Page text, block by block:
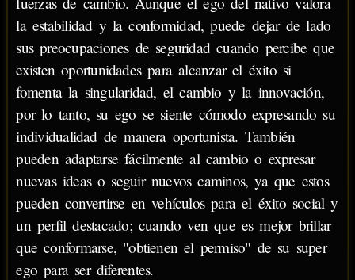
la estabilidad y la conformidad, puede dejar de lado
sus preocupaciones de seguridad cuando percibe que
existen oportunidades para alcanzar el éxito si
fomenta la singularidad, el cambio y la innovación,
por lo tanto, su ego se siente cómodo expresando su
individualidad de manera oportunista. También
pueden adaptarse fácilmente al cambio o expresar
nuevas ideas o seguir nuevos caminos, ya que estos
pueden convertirse en vehículos para el éxito social y
un perfil destacado; cuando ven que es mejor brillar
que conformarse, "obtienen el permiso" de su super
ego para ser diferentes.